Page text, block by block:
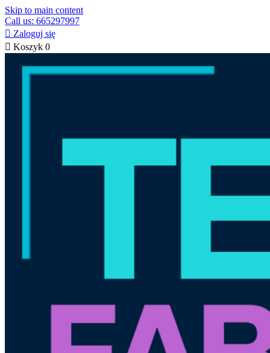
Skip to main content
Call us: 665297997
 Zaloguj się
 Koszyk 0